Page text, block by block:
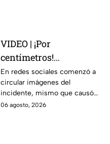
VIDEO | ¡Por
centímetros!
Automovilista casi
4tropella a una familia
en reconocida plaza
comercial
En redes sociales comenzó a
circular imágenes del
incidente, mismo que causó
diversas reacciones entre los
06 agosto, 2026